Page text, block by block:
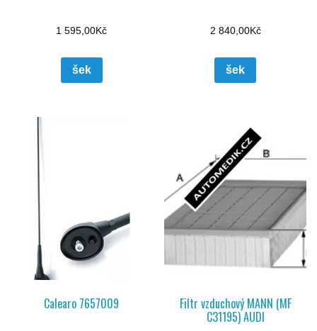
1 595,00Kč
šek
2 840,00Kč
šek
Calearo 7657009 Filtr vzduchový MANN (MF
C31195) AUDI